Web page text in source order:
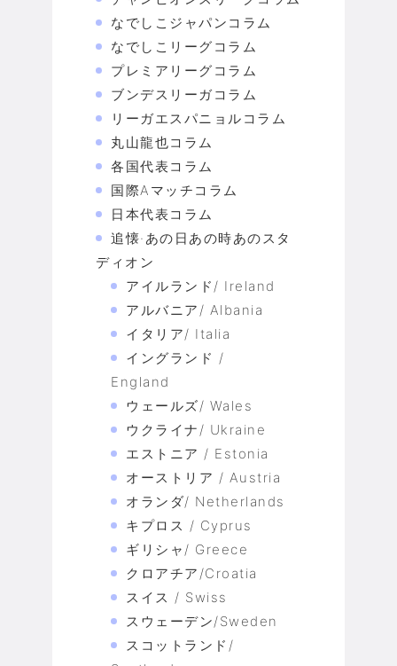
なでしこジャパンコラム
なでしこリーグコラム
プレミアリーグコラム
ブンデスリーガコラム
リーガエスパニョルコラム
丸山龍也コラム
各国代表コラム
国際Aマッチコラム
日本代表コラム
追懐·あの日あの時あのスタ
ディオン
アイルランド/ Ireland
アルバニア/ Albania
イタリア/ Italia
イングランド /
England
ウェールズ/ Wales
ウクライナ/ Ukraine
エストニア / Estonia
オーストリア / Austria
オランダ/ Netherlands
キプロス / Cyprus
ギリシャ/ Greece
クロアチア/Croatia
スイス / Swiss
スウェーデン/Sweden
スコットランド/